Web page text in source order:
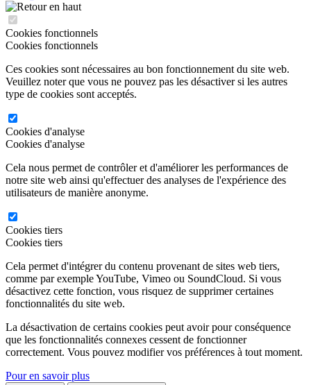
Cookies fonctionnels
Cookies fonctionnels
Ces cookies sont nécessaires au bon fonctionnement du site web.
Veuillez noter que vous ne pouvez pas les désactiver si les autres
type de cookies sont acceptés.
Cookies d'analyse
Cookies d'analyse
Cela nous permet de contrôler et d'améliorer les performances de
notre site web ainsi qu'effectuer des analyses de l'expérience des
utilisateurs de manière anonyme.
Cookies tiers
Cookies tiers
Cela permet d'intégrer du contenu provenant de sites web tiers,
comme par exemple YouTube, Vimeo ou SoundCloud. Si vous
désactivez cette fonction, vous risquez de supprimer certaines
fonctionnalités du site web.
La désactivation de certains cookies peut avoir pour conséquence
que les fonctionnalités connexes cessent de fonctionner
correctement. Vous pouvez modifier vos préférences à tout moment.
Pour en savoir plus